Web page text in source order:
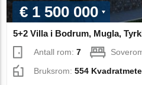
€ 1 500 000
5+2 Villa i Bodrum, Mugla,
Antall rom:7
Bruksrom:554